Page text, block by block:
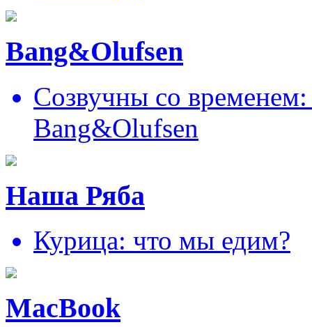
Bang&Olufsen
Созвучны со временем:
Bang&Olufsen
Наша Ряба
Курица: что мы едим?
MacBook